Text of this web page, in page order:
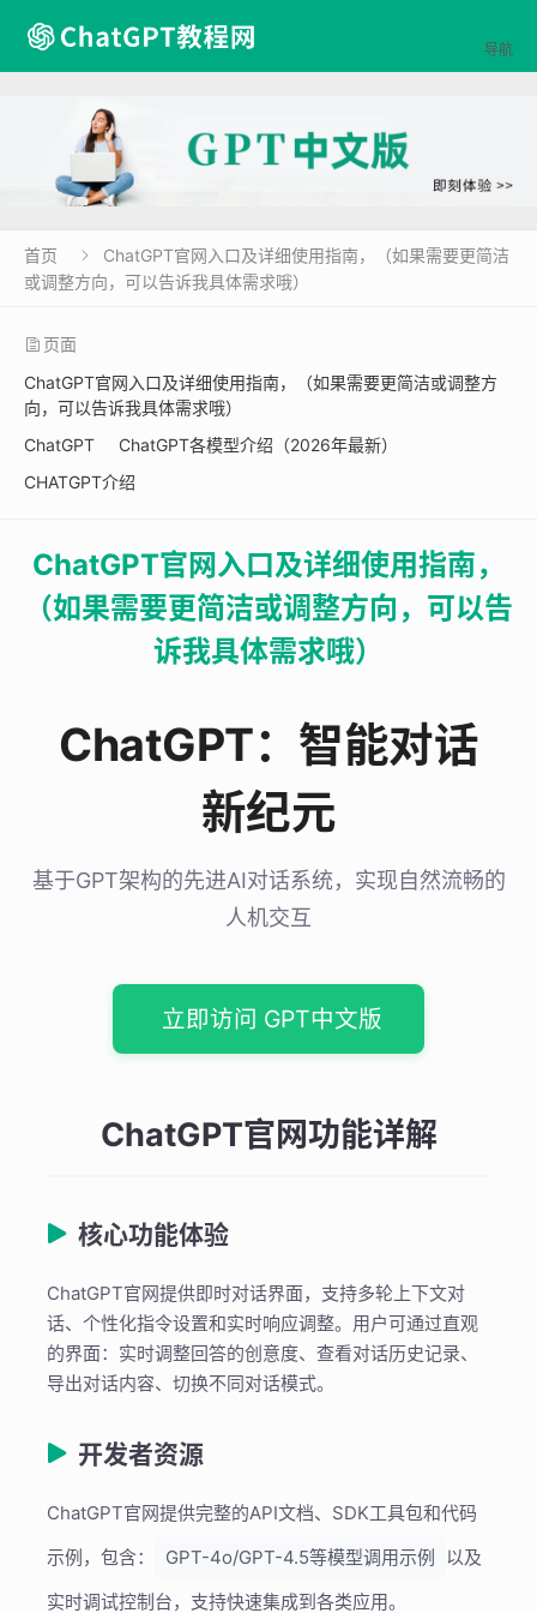
导航
首页 
ChatGPT官网入口及详细使用指南，（如果需要更简洁
或调整方向，可以告诉我具体需求哦）
页面
ChatGPT官网入口及详细使用指南，（如果需要更简洁或调整方
向，可以告诉我具体需求哦）
ChatGPT
ChatGPT各模型介绍（2026年最新）
CHATGPT介绍
ChatGPT官网入口及详细使用指南，
（如果需要更简洁或调整方向，可以告
诉我具体需求哦）
ChatGPT：智能对话
新纪元
基于GPT架构的先进AI对话系统，实现自然流畅的
人机交互
立即访问 GPT中文版
ChatGPT官网功能详解
核心功能体验
ChatGPT官网提供即时对话界面，支持多轮上下文对
话、个性化指令设置和实时响应调整。用户可通过直观
的界面：实时调整回答的创意度、查看对话历史记录、
导出对话内容、切换不同对话模式。
开发者资源
ChatGPT官网提供完整的API文档、SDK工具包和代码
示例，包含：
GPT-4o/GPT-4.5等模型调用示例
以及
实时调试控制台，支持快速集成到各类应用。